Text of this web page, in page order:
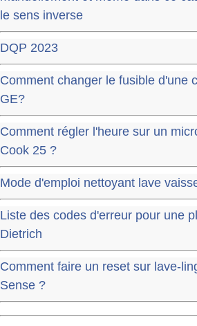
le sens inverse
DQP 2023
Comment changer le fusible d'une
GE?
Comment régler l'heure sur un
Cook 25 ?
Mode d'emploi nettoyant lave
Liste des codes d'erreur pour une
Dietrich
Comment faire un reset sur lave-
Sense ?